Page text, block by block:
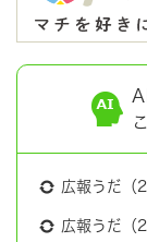
広報うだ（
広報うだ（